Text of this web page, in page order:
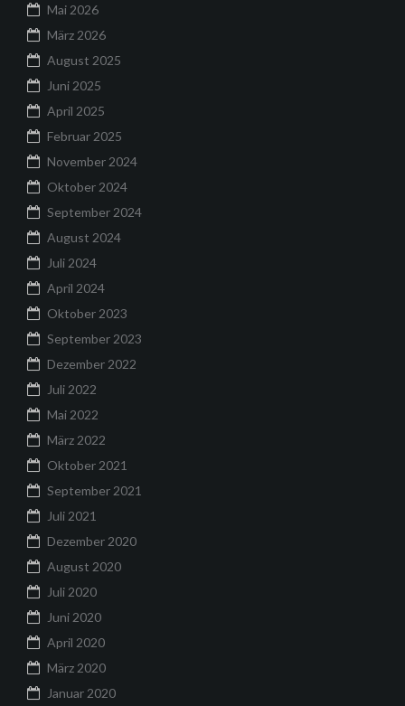
Mai 2026
März 2026
August 2025
Juni 2025
April 2025
Februar 2025
November 2024
Oktober 2024
September 2024
August 2024
Juli 2024
April 2024
Oktober 2023
September 2023
Dezember 2022
Juli 2022
Mai 2022
März 2022
Oktober 2021
September 2021
Juli 2021
Dezember 2020
August 2020
Juli 2020
Juni 2020
April 2020
März 2020
Januar 2020